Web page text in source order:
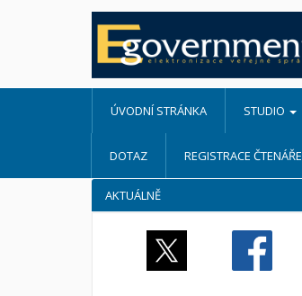
ÚVODNÍ STRÁNKA STUDIO
DOTAZ REGISTRACE ČTENÁŘE
AKTUÁLNĚ